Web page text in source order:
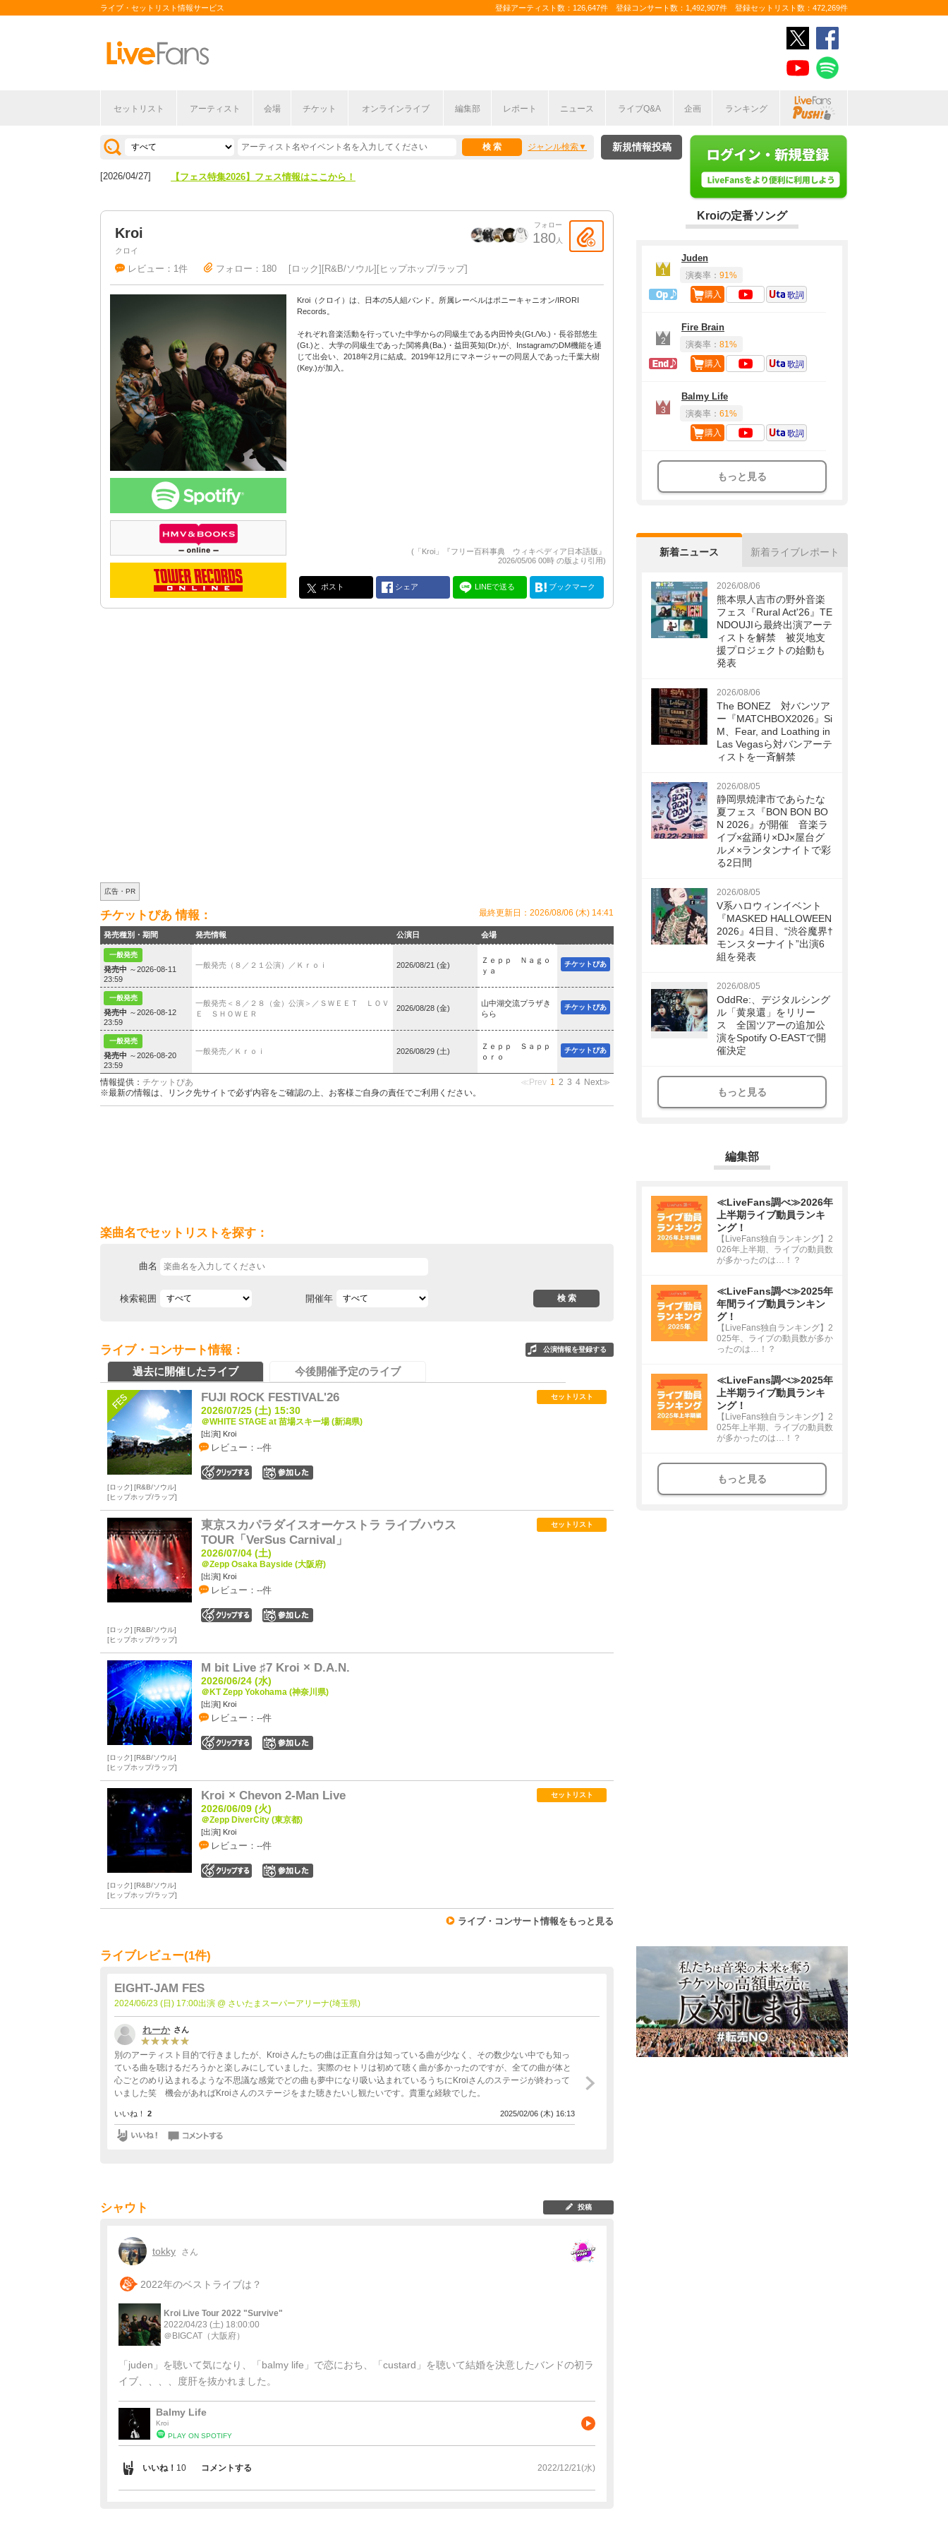
ライブ・セットリスト情報サービス 登録アーティスト数：126,647件 登録コンサート数：1,492,907件 登録セットリスト数：472,269件
セットリスト アーティスト 会場 チケット オンラインライブ 編集部 レポート ニュース ライブQ&A 企画 ランキング
ジャンル検索
[2026/07/28] 【ライブ動員ランキング】2026年上半期編発表！
[2026/04/27] 【フェス特集2026】フェス情報はここから！
新規情報投稿
Kroi
クロイ
フォロー
180 人
レビュー：1件 フォロー：180 ロック R&B/ソウル ヒップホップ/ラップ
Kroi（クロイ）は、日本の5人組バンド。所属レーベルはポニーキャニオン/IRORI
Records。
それぞれ音楽活動を行っていた中学からの同級生である内田怜央(Gt./Vo.)・長谷部悠生
(Gt.)と、大学の同級生であった関将典(Ba.)・益田英知(Dr.)が、InstagramのDM機能を通
じて出会い、2018年2月に結成。2019年12月にマネージャーの同居人であった千葉大樹
(Key.)が加入。
(「Kroi」『フリー百科事典 ウィキペディア日本語版』
2026/05/06 00時 の版より引用)
ポスト シェア LINEで送る ブックマーク
広告・PR
チケットぴあ 情報： 最終更新日：2026/08/06 (木) 14:41
発売種別・期間 発売情報 公演日 会場
一般発売
発売中 ～2026-08-11
23:59
一般発売（８／２１公演）／Ｋｒｏｉ 2026/08/21 (金)
Ｚｅｐｐ Ｎａｇｏ
ｙａ
チケットぴあ
一般発売
発売中 ～2026-08-12
23:59
一般発売＜８／２８（金）公演＞／ＳＷＥＥＴ ＬＯＶ
Ｅ ＳＨＯＷＥＲ
2026/08/28 (金)
山中湖交流プラザき
らら
チケットぴあ
一般発売
発売中 ～2026-08-20
23:59
一般発売／Ｋｒｏｉ 2026/08/29 (土)
Ｚｅｐｐ Ｓａｐｐ
ｏｒｏ
チケットぴあ
≪Prev 1 2 3 4 Next≫
情報提供： チケットぴあ
※最新の情報は、リンク先サイトで必ず内容をご確認の上、お客様ご自身の責任でご利用ください。
楽曲名でセットリストを探す：
曲名
検索範囲 開催年
ライブ・コンサート情報： 公演情報を登録する
過去に開催したライブ 今後開催予定のライブ
FUJI ROCK FESTIVAL'26
2026/07/25 (土) 15:30
＠WHITE STAGE at 苗場スキー場 (新潟県)
[出演] Kroi
レビュー：--件
セットリスト
ロック
R&B/ソウル
ヒップホップ/ラップ
東京スカパラダイスオーケストラ ライブハウス
TOUR「VerSus Carnival」
2026/07/04 (土)
＠Zepp Osaka Bayside (大阪府)
[出演] Kroi
レビュー：--件
セットリスト
ロック
R&B/ソウル
ヒップホップ/ラップ
M bit Live ♯7 Kroi × D.A.N.
2026/06/24 (水)
＠KT Zepp Yokohama (神奈川県)
[出演] Kroi
レビュー：--件
ロック
R&B/ソウル
ヒップホップ/ラップ
Kroi × Chevon 2-Man Live
2026/06/09 (火)
＠Zepp DiverCity (東京都)
[出演] Kroi
レビュー：--件
セットリスト
ロック
R&B/ソウル
ヒップホップ/ラップ
ライブ・コンサート情報をもっと見る
ライブレビュー(1件)
EIGHT-JAM FES
2024/06/23 (日) 17:00出演 @ さいたまスーパーアリーナ(埼玉県)
れーか さん
別のアーティスト目的で行きましたが、Kroiさんたちの曲は正直自分は知っている曲が少なく、その数少ない中でも知っ
ている曲を聴けるだろうかと楽しみにしていました。実際のセトリは初めて聴く曲が多かったのですが、全ての曲が体と
心ごとのめり込まれるような不思議な感覚でどの曲も夢中になり吸い込まれているうちにKroiさんのステージが終わって
いました笑 機会があればKroiさんのステージをまた聴きたいし観たいです。貴重な経験でした。
いいね！ 2 2025/02/06 (木) 16:13
シャウト 投稿
tokky さん
2022年のベストライブは？
Kroi Live Tour 2022 "Survive"
2022/04/23 (土) 18:00:00
＠BIGCAT （大阪府）
「juden」を聴いて気になり、「balmy life」で恋におち、「custard」を聴いて結婚を決意したバンドの初ラ
イブ、、、、度肝を抜かれました。
Balmy Life
Kroi
PLAY ON SPOTIFY
いいね！ 10 コメントする 2022/12/21(水)
Kroiの定番ソング
1
Juden
演奏率： 91%
1曲目定番
購入 歌詞
2
Fire Brain
演奏率： 81%
ラスト定番
購入 歌詞
3
Balmy Life
演奏率： 61%
購入 歌詞
もっと見る
新着ニュース 新着ライブレポート
2026/08/06
熊本県人吉市の野外音楽
フェス『Rural Act'26』TE
NDOUJIら最終出演アーテ
ィストを解禁 被災地支
援プロジェクトの始動も
発表
2026/08/06
The BONEZ 対バンツア
ー『MATCHBOX2026』Si
M、Fear, and Loathing in
Las Vegasら対バンアーテ
ィストを一斉解禁
2026/08/05
静岡県焼津市であらたな
夏フェス『BON BON BO
N 2026』が開催 音楽ラ
イブ×盆踊り×DJ×屋台グ
ルメ×ランタンナイトで彩
る2日間
2026/08/05
V系ハロウィンイベント
『MASKED HALLOWEEN
2026』4日目、“渋谷魔界†
モンスターナイト”出演6
組を発表
2026/08/05
OddRe:、デジタルシング
ル「黄泉還」をリリー
ス 全国ツアーの追加公
演をSpotify O-EASTで開
催決定
もっと見る
編集部
≪LiveFans調べ≫2026年
上半期ライブ動員ランキ
ング！
【LiveFans独自ランキング】2
026年上半期、ライブの動員数
が多かったのは…！？
≪LiveFans調べ≫2025年
年間ライブ動員ランキン
グ！
【LiveFans独自ランキング】2
025年、ライブの動員数が多か
ったのは…！？
≪LiveFans調べ≫2025年
上半期ライブ動員ランキ
ング！
【LiveFans独自ランキング】2
025年上半期、ライブの動員数
が多かったのは…！？
もっと見る